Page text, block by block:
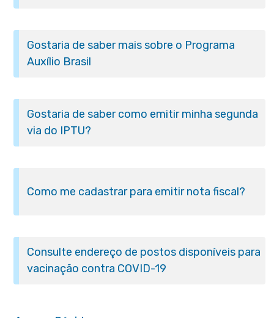
Gostaria de saber mais sobre o Programa
Auxílio Brasil
Gostaria de saber como emitir minha segunda
via do IPTU?
Como me cadastrar para emitir nota fiscal?
Consulte endereço de postos disponíveis para
vacinação contra COVID-19